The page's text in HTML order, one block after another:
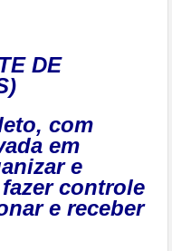
DE
com
em
e
controle
e receber